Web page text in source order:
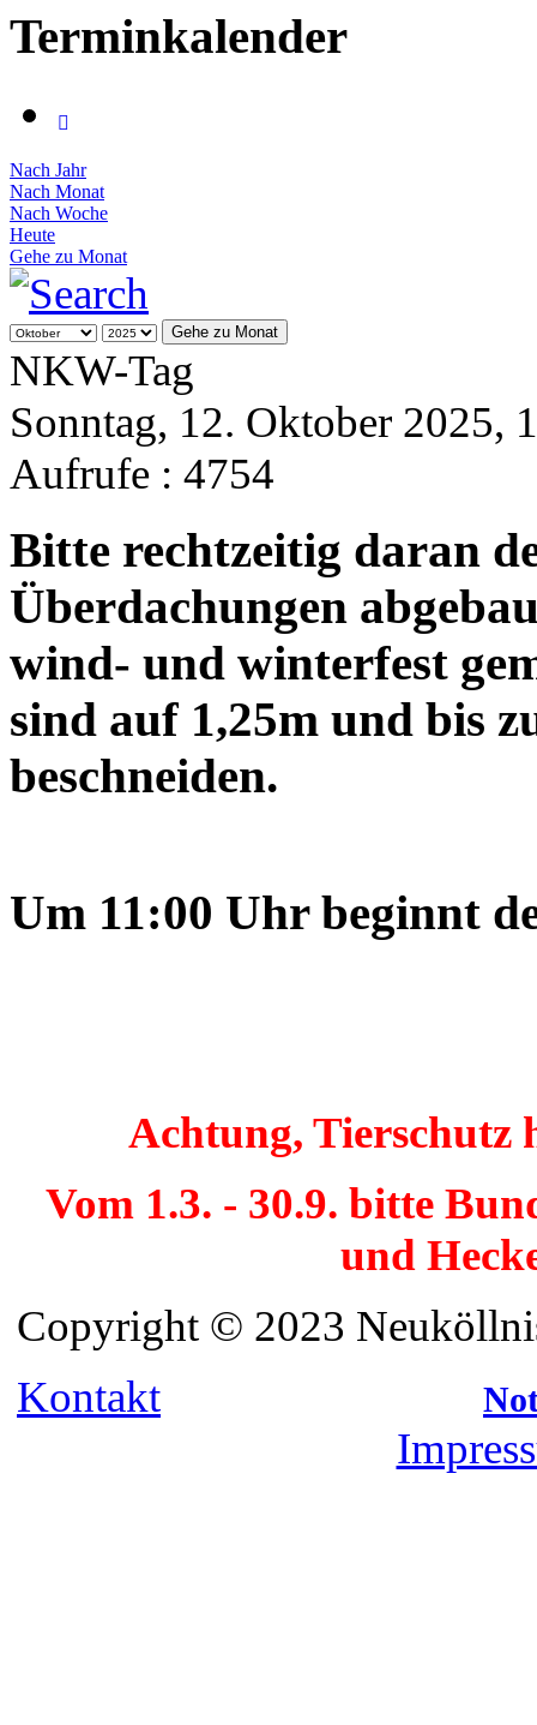
Terminkalender
Nach Jahr
Nach Monat
Nach Woche
Heute
Gehe zu Monat
Gehe zu Monat
NKW-Tag
Sonntag, 12. Oktober 2025,
Aufrufe : 4754
Bitte rechtzeitig daran
Überdachungen
wind- und winterfest
sind auf 1,25m und bis
beschneiden.
Um 11:00 Uhr beginnt
Achtung, Tierschutz
Vom 1.3. - 30.9. bitte
und
Copyright © 2023
Kontakt